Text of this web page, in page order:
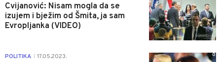
Cvijanović: Nisam mogla da se
izujem i bježim od Šmita, ja sam
Evropljanka (VIDEO)
POLITIKA 17.05.2023. 0